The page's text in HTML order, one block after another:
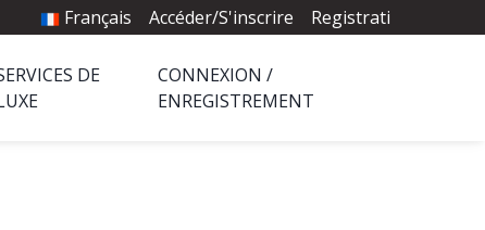
Français Accéder/S'inscrire Registrati
DE
CONNEXION /
ENREGISTREMENT